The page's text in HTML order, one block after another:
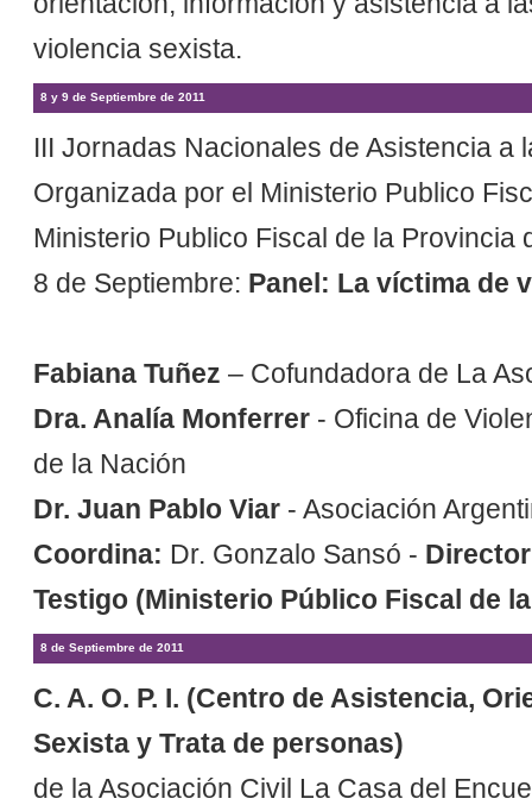
violencia sexista.
8 y 9 de Septiembre de 2011
III Jornadas Nacionales de Asistencia
Organizada por el Ministerio Publico
Ministerio Publico Fiscal de la Provincia
8 de Septiembre: Panel: La víctima de
Fabiana Tuñez – Cofundadora de La
Dra. Analía Monferrer- Oficina de
de la Nación
Dr. Juan Pablo Viar- Asociación
Coordina: Dr. Gonzalo Sansó -
Testigo (Ministerio Público Fiscal de
8 de Septiembre de 2011
C. A. O. P. I. (Centro de Asistencia,
Sexista y Trata de personas)
de la Asociación Civil La Casa del